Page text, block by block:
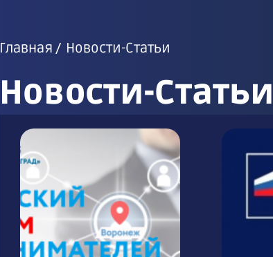
Главная Новости-Статьи
Новости-Статьи